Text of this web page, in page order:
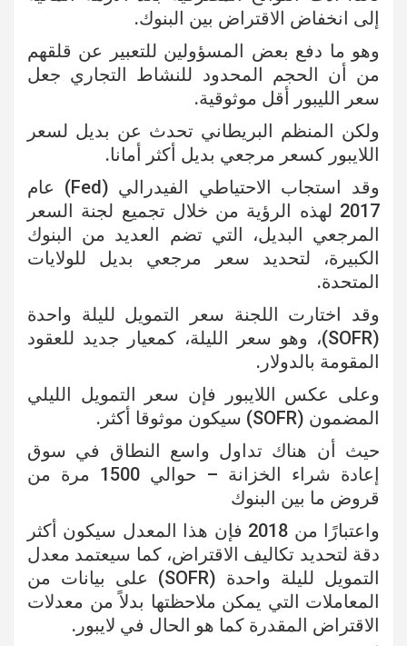
إلى انخفاض الاقتراض بين البنوك.
وهو ما دفع بعض المسؤولين للتعبير عن قلقهم
من أن الحجم المحدود للنشاط التجاري جعل
سعر الليبور أقل موثوقية.
ولكن المنظم البريطاني تحدث عن بديل لسعر
اللايبور كسعر مرجعي بديل أكثر أمانا.
وقد استجاب الاحتياطي الفيدرالي (Fed) عام
2017 لهذه الرؤية من خلال تجميع لجنة السعر
المرجعي البديل، التي تضم العديد من البنوك
الكبيرة، لتحديد سعر مرجعي بديل للولايات
المتحدة.
وقد اختارت اللجنة سعر التمويل لليلة واحدة
(SOFR)، وهو سعر الليلة، كمعيار جديد للعقود
المقومة بالدولار.
وعلى عكس اللايبور فإن سعر التمويل الليلي
المضمون (SOFR) سيكون موثوقا أكثر.
حيث أن هناك تداول واسع النطاق في سوق
إعادة شراء الخزانة – حوالي 1500 مرة من
قروض ما بين البنوك
واعتبارًا من 2018 فإن هذا المعدل سيكون أكثر
دقة لتحديد تكاليف الاقتراض، كما سيعتمد معدل
التمويل لليلة واحدة (SOFR) على بيانات من
المعاملات التي يمكن ملاحظتها بدلاً من معدلات
الاقتراض المقدرة كما هو الحال في لايبور.